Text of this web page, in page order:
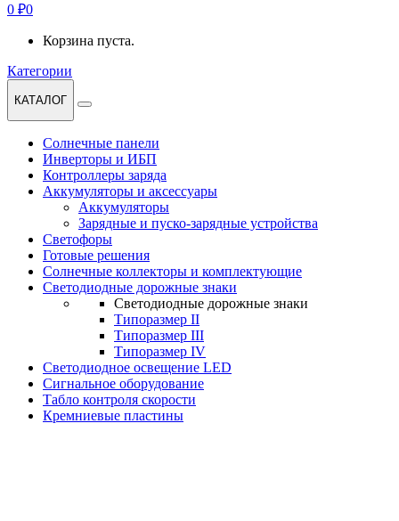
0 ₽0
Корзина пуста.
Категории
КАТАЛОГ
Солнечные панели
Инверторы и ИБП
Контроллеры заряда
Аккумуляторы и аксессуары
Аккумуляторы
Зарядные и пуско-зарядные устройства
Светофоры
Готовые решения
Солнечные коллекторы и комплектующие
Светодиодные дорожные знаки
Светодиодные дорожные знаки
Типоразмер II
Типоразмер III
Типоразмер IV
Светодиодное освещение LED
Сигнальное оборудование
Табло контроля скорости
Кремниевые пластины